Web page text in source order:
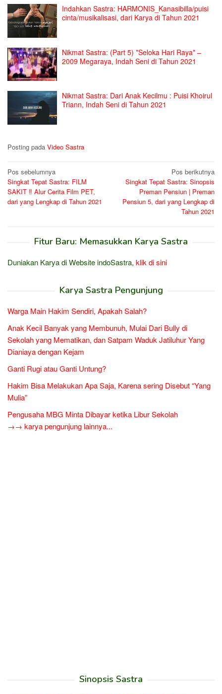
Indahkan Sastra: HARMONIS_Kanasibilla/puisi
cinta/musikalisasi, dari Karya di Tahun 2021
Nikmat Sastra: (Part 5) *Seloka Hari Raya* –
2009 Megaraya, Indah Seni di Tahun 2021
Nikmat Sastra: Dari Anak Kecilmu : Puisi Khoirul
Triann, Indah Seni di Tahun 2021
Posting pada Video Sastra
Navigasi
pos
Pos sebelumnya
Singkat Tepat Sastra: FILM
SAKIT ‼️ Alur Cerita Film PET,
dari yang Lengkap di Tahun 2021
Pos berikutnya
Singkat Tepat Sastra: Sinopsis
Preman Pensiun | Preman
Pensiun 5, dari yang Lengkap di
Tahun 2021
Fitur Baru: Memasukkan Karya Sastra
Duniakan Karya di Website indoSastra, klik di sini
Karya Sastra Pengunjung
Warga Main Hakim Sendiri, Apakah Salah?
Anak Kecil Banyak yang Membunuh, Mulai Dari Bully di
Sekolah yang Mematikan, dan Satpam Waduk Jatiluhur Yang
Dianiaya dengan Kejam
Ganti Rugi atau Ganti Untung?
Hakim Bisa Melakukan Apa Saja, Karena sering Disebut “Yang
Mulia”
Pengusaha MBG Minta Dibayar ketika Libur Sekolah
→→ karya pengunjung lainnya...
Sinopsis Sastra